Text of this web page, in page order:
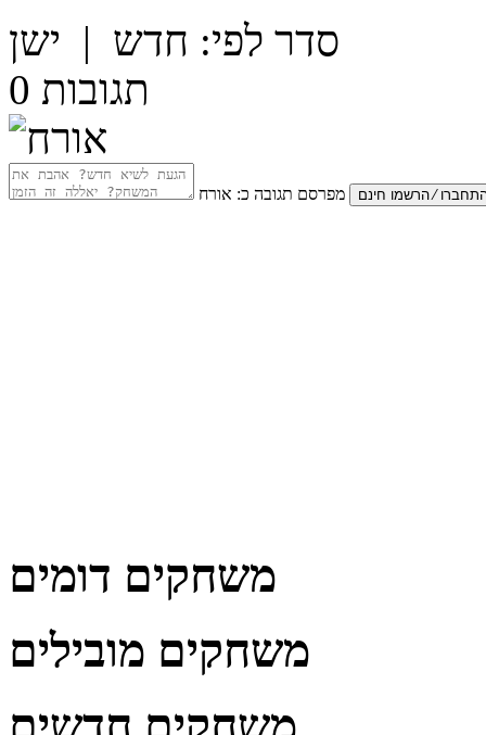
סדר לפי: חדש | ישן
0 תגובות
מפרסם תגובה כ: אורח
משחקים דומים
משחקים מובילים